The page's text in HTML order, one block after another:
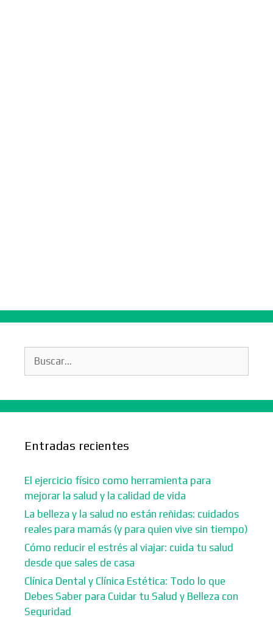
Entradas recientes
El ejercicio físico como herramienta para
mejorar la salud y la calidad de vida
La belleza y la salud no están reñidas: cuidados
reales para mamás (y para quien vive sin tiempo)
Cómo reducir el estrés al viajar: cuida tu salud
desde que sales de casa
Clínica Dental y Clínica Estética: Todo lo que
Debes Saber para Cuidar tu Salud y Belleza con
Seguridad